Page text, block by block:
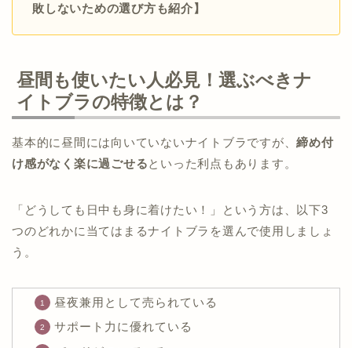
敗しないための選び方も紹介】
昼間も使いたい人必見！選ぶべきナ
イトブラの特徴とは？
基本的に昼間には向いていないナイトブラですが、締め付
け感がなく楽に過ごせるといった利点もあります。
「どうしても日中も身に着けたい！」という方は、以下3
つのどれかに当てはまるナイトブラを選んで使用しましょ
う。
昼夜兼用として売られている
サポート力に優れている